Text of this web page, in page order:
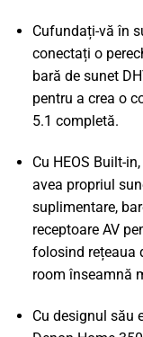
Cufundați-vă în
conectați o
bară de sunet
pentru a crea o
5.1 completă.
Cu HEOS Built-
avea propriul
suplimentare,
receptoare AV
folosind rețeaua
room înseamnă
Cu designul său